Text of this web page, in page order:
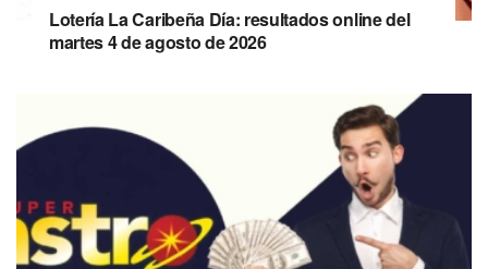
Lotería La Caribeña Día: resultados online del
martes 4 de agosto de 2026